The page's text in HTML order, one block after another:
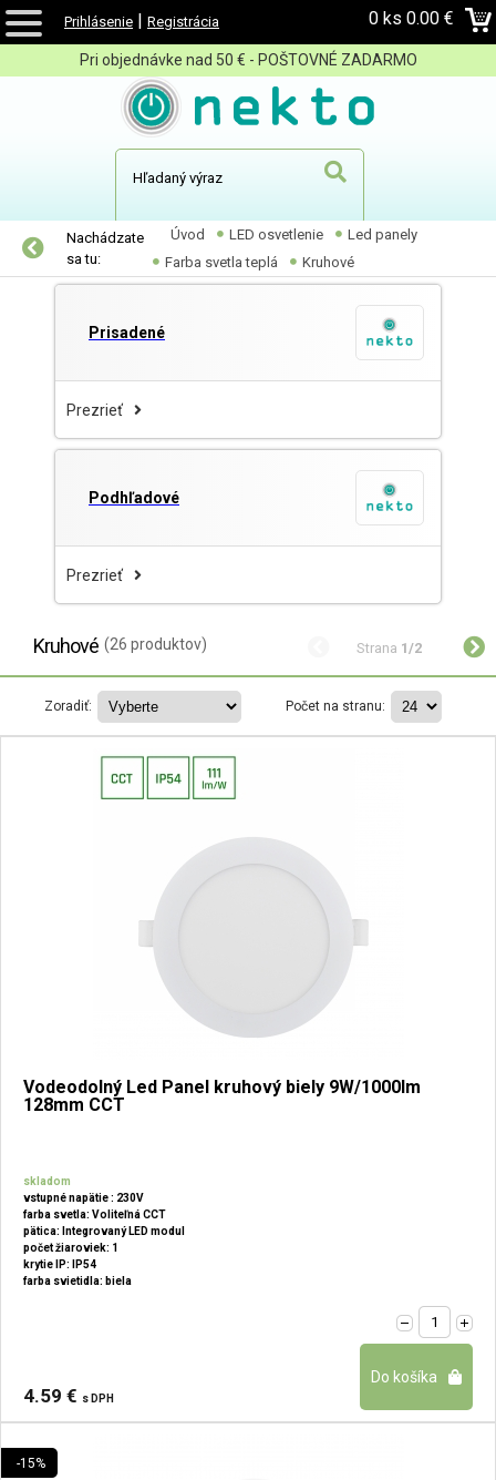
Prihlásenie | Registrácia 0 ks 0.00 €
Pri objednávke nad 50 € - POŠTOVNÉ ZADARMO
Nachádzate
sa tu:
Úvod LED osvetlenie
Led panely
Farba svetla teplá
Kruhové
Prisadené
Prezrieť
Podhľadové
Prezrieť
Kruhové (26 produktov) Strana 1/2
Zoradiť: Počet na stranu:
Vodeodolný Led Panel kruhový biely 9W/1000lm
128mm CCT
skladom
vstupné napätie : 230V
farba svetla: Voliteľná CCT
pätica: Integrovaný LED modul
počet žiaroviek: 1
krytie IP: IP54
farba svietidla: biela
4.59 € s DPH
-15%